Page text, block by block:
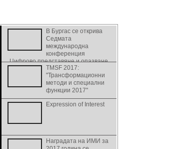
В Бургас се открива
Седмата
международна
конференция
„Цифрово представяне и опазване
на културно и научно наследство” -
TMSF 2017:
"Трансформационни
методи и специални
функции 2017"
Expression of Interest
Наградата на ИМИ за